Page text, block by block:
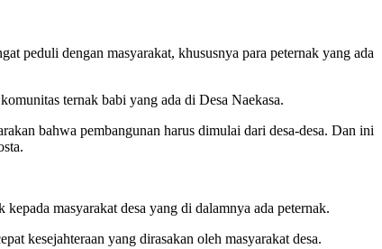
peduli dengan masyarakat, khususnya para peternak yang ada
ternak babi yang ada di Desa Naekasa.
bahwa pembangunan harus dimulai dari desa-desa. Dan ini
masyarakat desa yang di dalamnya ada peternak.
kesejahteraan yang dirasakan oleh masyarakat desa.